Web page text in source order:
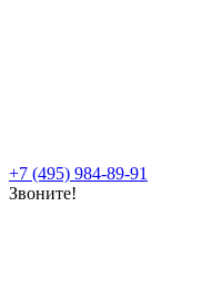
+7 (495) 984-89-91
Звоните!